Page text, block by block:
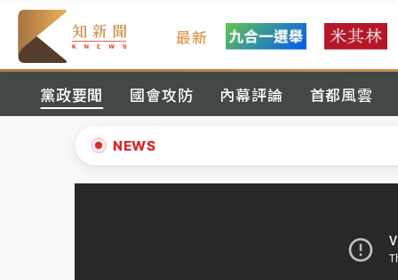
最新
黨政要聞 國會攻防 內幕評論 首都風雲
NEWS
中信慈善基金會想增加董事人數！辜仲諒向
故宮《龍藏經》特展第2檔！今線上預約開
台東農業處長涉圖利渡假村！東檢抗告成功
台積電殺35元、台股跌近300點 被動元件